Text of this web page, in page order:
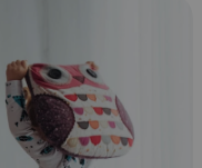
idades, gerir
quando algo não corre
para quem está no
de expressão —
— e saber transformá-
envolvimento. Saber